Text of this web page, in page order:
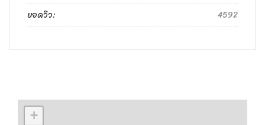
ยอดวิว:
4592
+